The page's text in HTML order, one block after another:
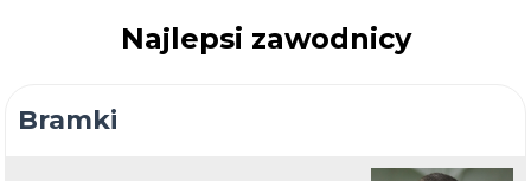
Najlepsi zawodnicy
Bramki